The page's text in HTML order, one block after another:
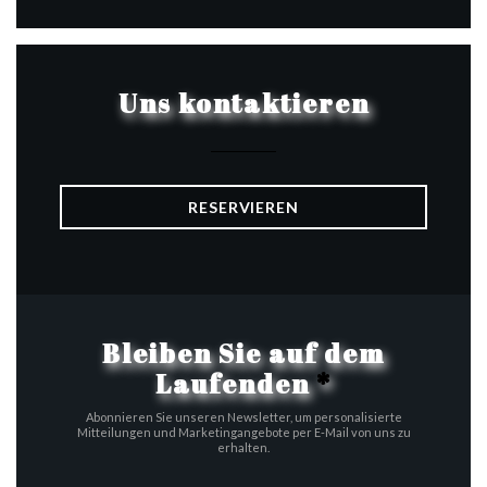
Uns kontaktieren
RESERVIEREN
Bleiben Sie auf dem
Laufenden*
Abonnieren Sie unseren Newsletter, um personalisierte
Mitteilungen und Marketingangebote per E-Mail von uns zu
erhalten.